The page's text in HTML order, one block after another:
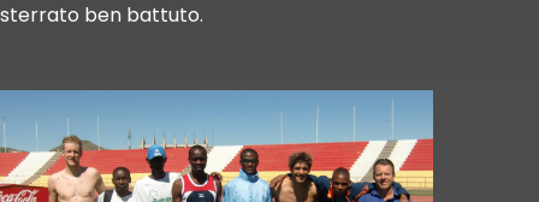
sterrato ben battuto.